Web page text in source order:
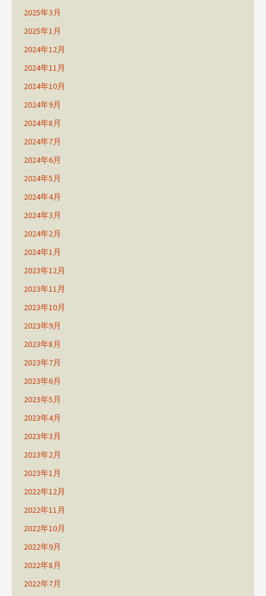
2025年3月
2025年1月
2024年12月
2024年11月
2024年10月
2024年9月
2024年8月
2024年7月
2024年6月
2024年5月
2024年4月
2024年3月
2024年2月
2024年1月
2023年12月
2023年11月
2023年10月
2023年9月
2023年8月
2023年7月
2023年6月
2023年5月
2023年4月
2023年3月
2023年2月
2023年1月
2022年12月
2022年11月
2022年10月
2022年9月
2022年8月
2022年7月